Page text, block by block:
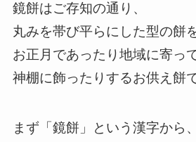
鏡餅はご存知の通り、
丸みを帯び平らにした型の餅
お正月であったり地域に寄っ
神棚に飾ったりするお供え餅で
まず「鏡餅」という漢字から、